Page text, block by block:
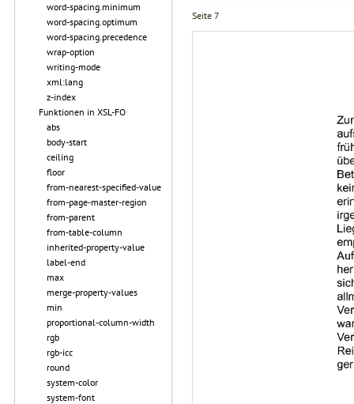
word-spacing.minimum
word-spacing.optimum
word-spacing.precedence
wrap-option
writing-mode
xml:lang
z-index
Funktionen in XSL-FO
abs
body-start
ceiling
floor
from-nearest-specified-value
from-page-master-region
from-parent
from-table-column
inherited-property-value
label-end
max
merge-property-values
min
proportional-column-width
rgb
rgb-icc
round
system-color
system-font
Seite 7